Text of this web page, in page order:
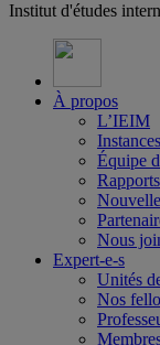
Institut d'études
À propos
L’IEIM
Instances
Équipe
Nous
Expert-e-s
Unités
Nos